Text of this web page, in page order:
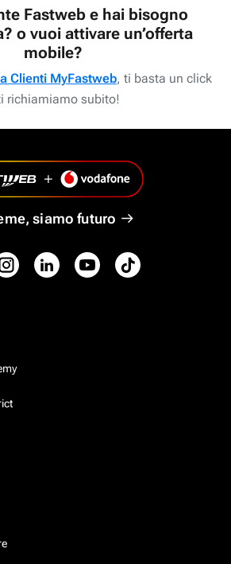
Fastweb e hai bisogno
o vuoi attivare un’offerta
mobile?
Clienti MyFastweb, ti basta un click
richiamiamo subito!
siamo futuro